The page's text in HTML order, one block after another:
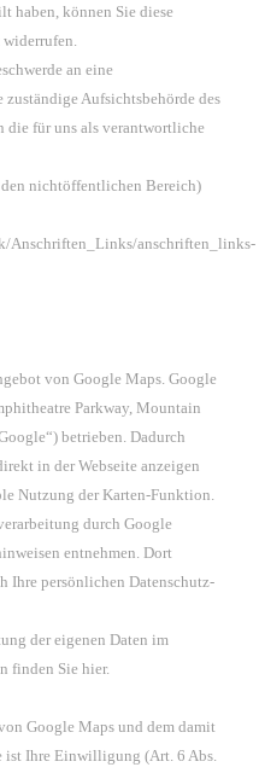
haben, können Sie diese
an eine
Aufsichtsbehörde des
die für uns als verantwortliche
nichtöffentlichen Bereich)
Anschriften_Links/anschriften_links-
von Google Maps. Google
Parkway, Mountain
betrieben. Dadurch
in der Webseite anzeigen
Nutzung der Karten-Funktion.
durch Google
entnehmen. Dort
Ihre persönlichen Datenschutz-
der eigenen Daten im
finden Sie hier.
Google Maps und dem damit
ist Ihre Einwilligung (Art. 6 Abs.